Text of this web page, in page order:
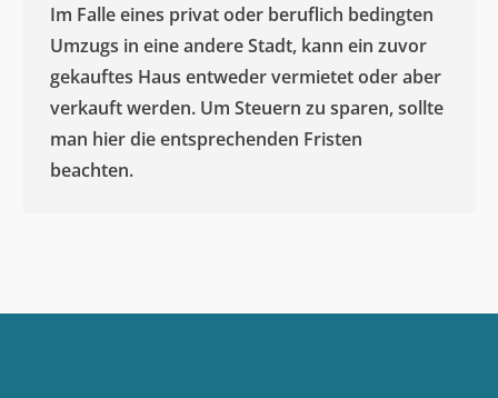
Im Falle eines privat oder beruflich bedingten
Umzugs in eine andere Stadt, kann ein zuvor
gekauftes Haus entweder vermietet oder aber
verkauft werden. Um Steuern zu sparen, sollte
man hier die entsprechenden Fristen
beachten.